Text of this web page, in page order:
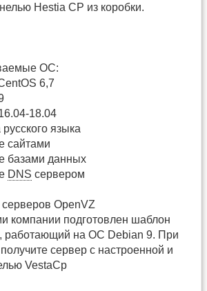
Hestia CP из коробки.
ОС:
6,7
18.04
языка
сайтами
базами данных
DNS сервером
OpenVZ
компании подготовлен шаблон
работающий на ОС Debian 9. При
сервер с настроенной и
VestaCp